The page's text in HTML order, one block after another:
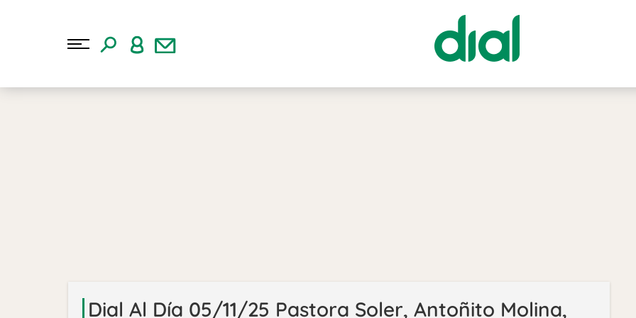
Dial Al Día 05/11/25 Pastora Soler, Antoñito Molina,